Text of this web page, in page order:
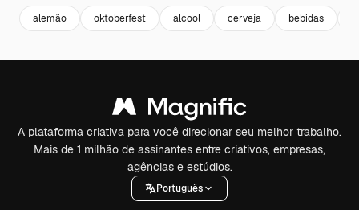
alemão oktoberfest alcool cerveja bebidas
A plataforma criativa para você direcionar seu melhor trabalho.
Mais de 1 milhão de assinantes entre criativos, empresas,
agências e estúdios.
Português